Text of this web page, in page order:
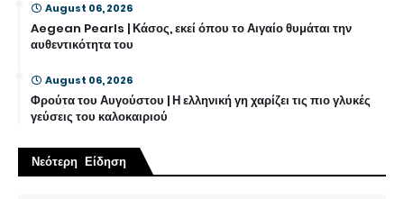
August 06, 2026
Aegean Pearls | Κάσος, εκεί όπου το Αιγαίο θυμάται την
αυθεντικότητα του
August 06, 2026
Φρούτα του Αυγούστου | Η ελληνική γη χαρίζει τις πιο γλυκές
γεύσεις του καλοκαιριού
Νεότερη Είδηση